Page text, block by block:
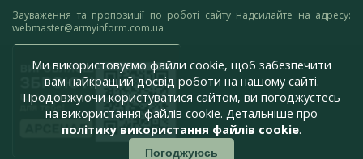
Зауваження та пропозиції по роботі сайту надсилайте на адресу:
webmaster@armyinform.com.ua
Ми використовуємо файли cookie, щоб забезпечити
вам найкращий досвід роботи на нашому сайті.
Продовжуючи користуватися сайтом, ви погоджуєтесь
на використання файлів cookie. Детальніше про
політику використання файлів cookie.
Погоджуюсь